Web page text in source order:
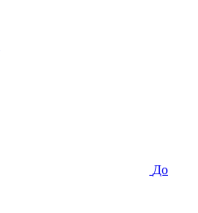
До